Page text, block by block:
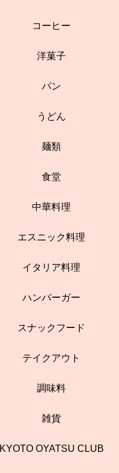
コーヒー
洋菓子
パン
うどん
麺類
食堂
中華料理
エスニック料理
イタリア料理
ハンバーガー
スナックフード
テイクアウト
調味料
雑貨
KYOTO OYATSU CLUB